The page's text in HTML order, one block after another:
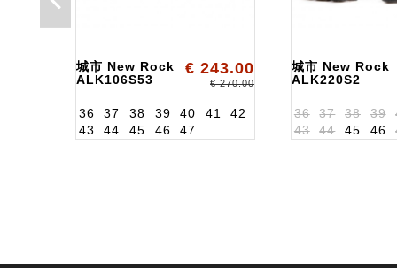
城市 New Rock
ALK106S53
€ 243.00
€ 270.00
36 37 38 39 40 41
42
43
44 45 46 47
城市 New Rock
ALK220S2
36 37 38 39
43
44 45 46